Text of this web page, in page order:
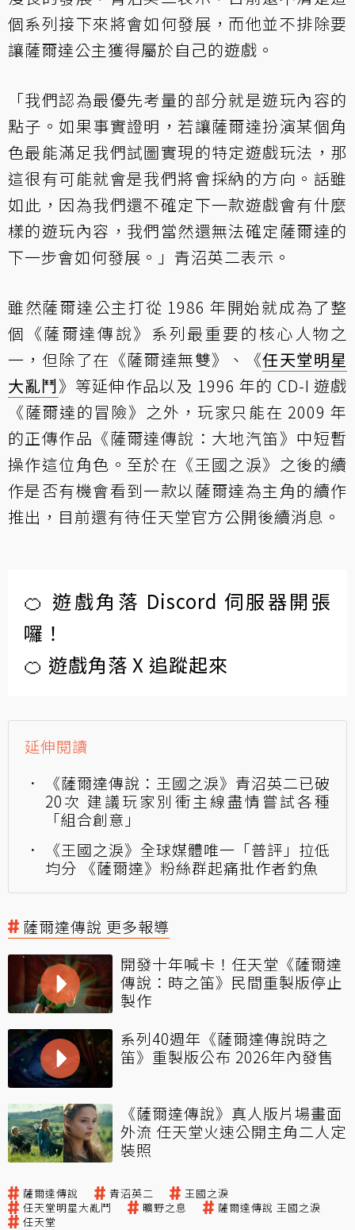
個系列接下來將會如何發展，而他並不排除要
讓薩爾達公主獲得屬於自己的遊戲。
「我們認為最優先考量的部分就是遊玩內容的
點子。如果事實證明，若讓薩爾達扮演某個角
色最能滿足我們試圖實現的特定遊戲玩法，那
這很有可能就會是我們將會採納的方向。話雖
如此，因為我們還不確定下一款遊戲會有什麼
樣的遊玩內容，我們當然還無法確定薩爾達的
下一步會如何發展。」青沼英二表示。
雖然薩爾達公主打從 1986 年開始就成為了整
個《薩爾達傳說》系列最重要的核心人物之
一，但除了在《薩爾達無雙》、《任天堂明星
大亂鬥》等延伸作品以及 1996 年的 CD-I 遊戲
《薩爾達的冒險》之外，玩家只能在 2009 年
的正傳作品《薩爾達傳說：大地汽笛》中短暫
操作這位角色。至於在《王國之淚》之後的續
作是否有機會看到一款以薩爾達為主角的續作
推出，目前還有待任天堂官方公開後續消息。
🍊 遊戲角落 Discord 伺服器開張
囉！
🍊 遊戲角落 X 追蹤起來
延伸閱讀
《薩爾達傳說：王國之淚》青沼英二已破
20次 建議玩家別衝主線盡情嘗試各種
「組合創意」
《王國之淚》全球媒體唯一「普評」拉低
均分 《薩爾達》粉絲群起痛批作者釣魚
薩爾達傳說 更多報導
開發十年喊卡！任天堂《薩爾達
傳說：時之笛》民間重製版停止
製作
系列40週年《薩爾達傳說時之
笛》重製版公布 2026年內發售
《薩爾達傳說》真人版片場畫面
外流 任天堂火速公開主角二人定
裝照
薩爾達傳說 青沼英二
王國之淚
任天堂明星大亂鬥
曠野之息
薩爾達傳說 王國之淚
任天堂